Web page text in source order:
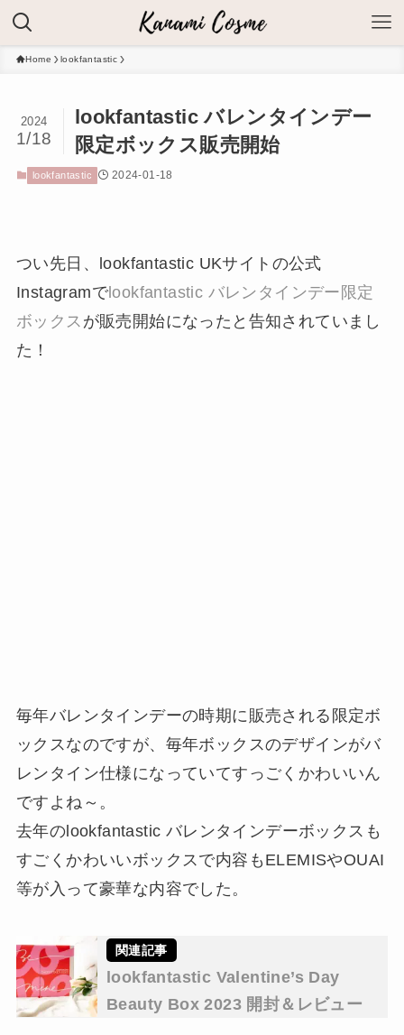
Home lookfantastic
lookfantastic バレンタインデー
限定ボックス販売開始
2024
1/18
lookfantastic 2024-01-18
つい先日、lookfantastic UKサイトの公式
Instagramでlookfantastic バレンタインデー限定
ボックス が販売開始になったと告知されていまし
た！
毎年バレンタインデーの時期に販売される限定ボ
ックスなのですが、毎年ボックスのデザインがバ
レンタイン仕様になっていてすっごくかわいいん
ですよね～。
去年のlookfantastic バレンタインデーボックスも
すごくかわいいボックスで内容もELEMISやOUAI
等が入って豪華な内容でした。
lookfantastic Valentine’s Day
Beauty Box 2023 開封＆レビュー